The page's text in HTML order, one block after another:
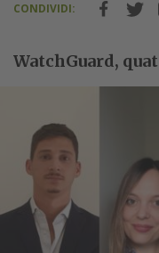
CONDIVIDI:
WatchGuard,